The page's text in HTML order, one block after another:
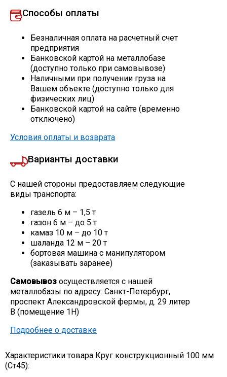
Способы оплаты
Безналичная оплата на расчетный счет
предприятия
Банковской картой на металлобазе
(доступно только при самовывозе)
Наличными при получении груза на
Вашем объекте (доступно только для
физических лиц)
Банковской картой на сайте (временно
отключено)
Условия оплаты и возврата
Варианты доставки
С нашей стороны предоставляем следующие
виды транспорта:
газель 6 м – 1,5 т
газон 6 м – до 5 т
камаз 10 м – до 10 т
шаланда 12 м – 20 т
бортовая машина с манипулятором
(заказывать заранее)
Самовывоз осуществляется с нашей
металлобазы по адресу: Санкт-Петербург,
проспект Александровской фермы, д. 29 литер
В (помещение 1Н)
Подробнее о доставке
Характеристики товара Круг конструкционный 100 мм
(Ст45):